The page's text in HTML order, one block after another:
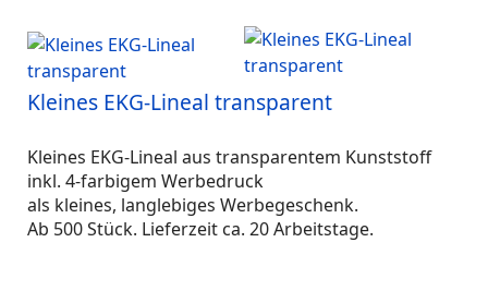
Kleines EKG-Lineal transparent
Kleines EKG-Lineal aus transparentem Kunststoff
inkl. 4-farbigem Werbedruck
als kleines, langlebiges Werbegeschenk.
Ab 500 Stück. Lieferzeit ca. 20 Arbeitstage.